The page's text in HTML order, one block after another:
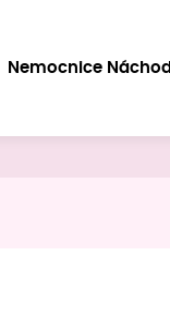
Nemocnice Náchod